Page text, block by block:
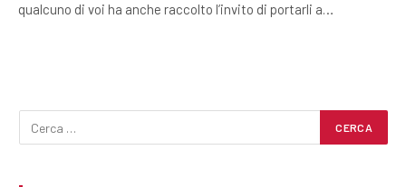
qualcuno di voi ha anche raccolto l’invito di portarli a…